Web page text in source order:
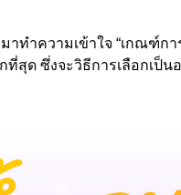
ำความเข้าใจ “เกณฑ์กา
ด ซึ่งจะวิธีการเลือกเป็นอ